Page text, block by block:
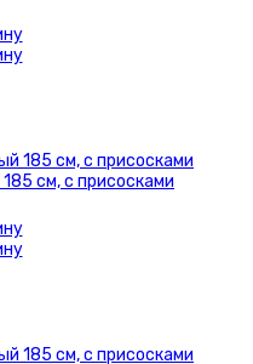
см, с присосками